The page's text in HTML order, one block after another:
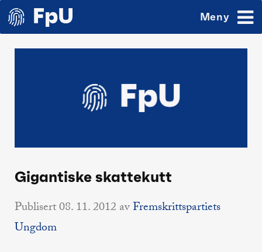
Meny
Gigantiske skattekutt
Publisert08. 11. 2012 avFremskrittspartiets
Ungdom